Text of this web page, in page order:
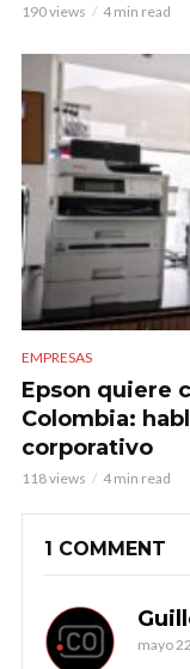
190 views 4 min read
EMPRESAS
Epson quiere
Colombia:
corporativo
118 views 4 min read
1 COMMENT
mayo